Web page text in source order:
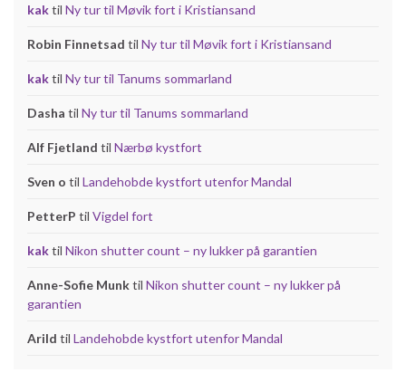
kaktil Ny tur til Møvik fort i Kristiansand
Robin Finnetsad til Ny tur til Møvik fort i Kristiansand
kaktil Ny tur til Tanums sommarland
Dasha til Ny tur til Tanums sommarland
Alf Fjetland til Nærbø kystfort
Sven o til Landehobde kystfort utenfor Mandal
PetterP til Vigdel fort
kaktil Nikon shutter count – ny lukker på garantien
Anne-Sofie Munktil Nikon shutter count – ny lukker på
garantien
Arild til Landehobde kystfort utenfor Mandal